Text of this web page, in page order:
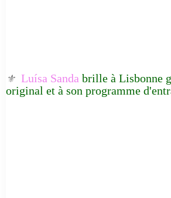
⚜️ Luísa Sanda brille à Lisbonne
original et à son programme